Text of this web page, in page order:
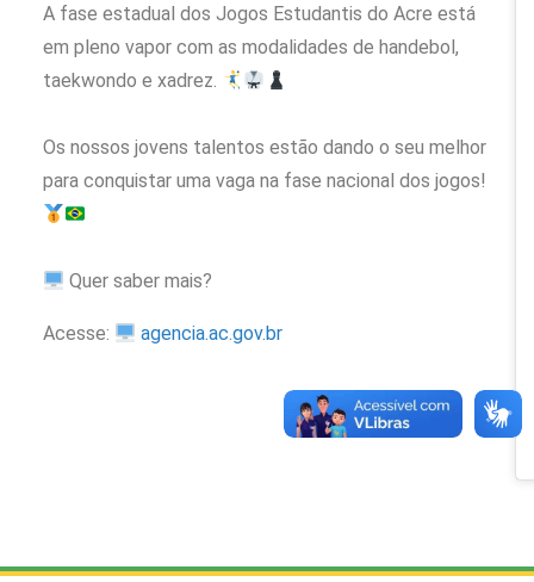
A fase estadual dos Jogos Estudantis do Acre está
em pleno vapor com as modalidades de handebol,
taekwondo e xadrez.
Os nossos jovens talentos estão dando o seu melhor
para conquistar uma vaga na fase nacional dos jogos!
Quer saber mais?
Acesse: agencia.ac.gov.br